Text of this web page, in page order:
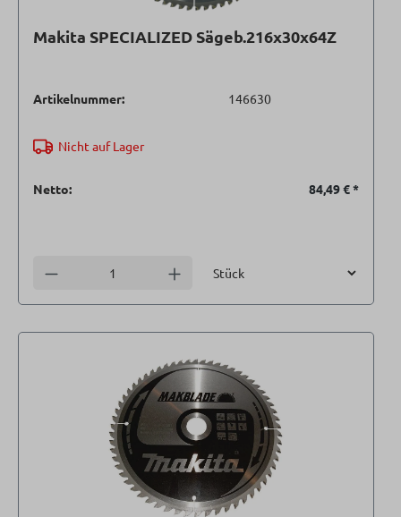
Makita SPECIALIZED Sägeb.216x30x64Z
Artikelnummer: 146630
Nicht auf Lager
Netto: 84,49 €*
Anzahl verringern Anzahl erhöhen